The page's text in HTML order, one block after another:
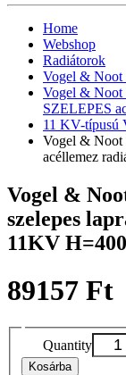
Home
Webshop
Radiátorok
Vogel & Noot
Vogel &
SZELEPES
11 KV-típusú
Vogel & Noot
acéllemez
Vogel &
szelepes
11KV
89157 Ft
Quantity
Kosárba